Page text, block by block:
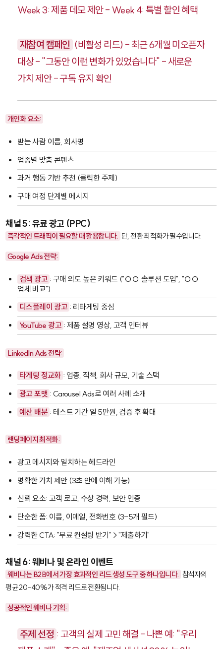
Week 3: 제품 데모 제안 - Week 4: 특별 할인 혜택
재참여 캠페인 (비활성 리드) - 최근 6개월 미오픈자
대상 - "그동안 이런 변화가 있었습니다" - 새로운
가치 제안 - 구독 유지 확인
개인화 요소:
받는 사람 이름, 회사명
업종별 맞춤 콘텐츠
과거 행동 기반 추천 (클릭한 주제)
구매 여정 단계별 메시지
채널 5: 유료 광고 (PPC)
즉각적인 트래픽이 필요할 때 활용합니다. 단, 전환 최적화가 필수입니다.
Google Ads 전략:
검색 광고 : 구매 의도 높은 키워드 ("○○ 솔루션 도입", "○○
업체 비교")
디스플레이 광고 : 리타게팅 중심
YouTube 광고 : 제품 설명 영상, 고객 인터뷰
LinkedIn Ads 전략:
타게팅 정교화 : 업종, 직책, 회사 규모, 기술 스택
광고 포맷 : Carousel Ads로 여러 사례 소개
예산 배분 : 테스트 기간 일 5만원, 검증 후 확대
랜딩페이지 최적화:
광고 메시지와 일치하는 헤드라인
명확한 가치 제안 (3초 안에 이해 가능)
신뢰 요소: 고객 로고, 수상 경력, 보안 인증
단순한 폼: 이름, 이메일, 전화번호 (3-5개 필드)
강력한 CTA: "무료 컨설팅 받기" > "제출하기"
채널 6: 웨비나 및 온라인 이벤트
웨비나는 B2B에서 가장 효과적인 리드 생성 도구 중 하나입니다. 참석자의
평균 20-40%가 적격 리드로 전환됩니다.
성공적인 웨비나 기획:
주제 선정 : 고객의 실제 고민 해결 - 나쁜 예: "우리